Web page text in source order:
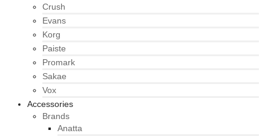
Crush
Evans
Korg
Paiste
Promark
Sakae
Vox
Accessories
Brands
Anatta